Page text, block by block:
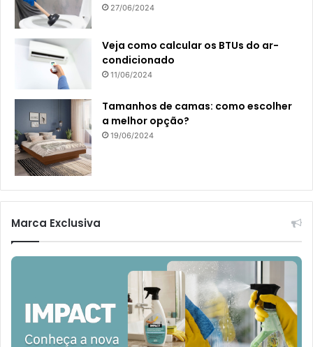
27/06/2024
Veja como calcular os BTUs do ar-
condicionado
11/06/2024
Tamanhos de camas: como escolher
a melhor opção?
19/06/2024
Marca Exclusiva